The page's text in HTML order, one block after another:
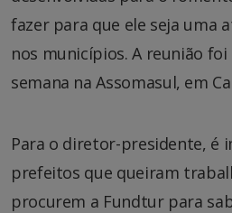
fazer para que ele seja uma
nos municípios. A reunião
semana na Assomasul, em
Para o diretor-presidente, é
prefeitos que queiram
procurem a Fundtur para